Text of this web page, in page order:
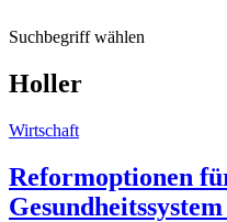
Suchbegriff wählen
Holler
Wirtschaft
Reformoptionen